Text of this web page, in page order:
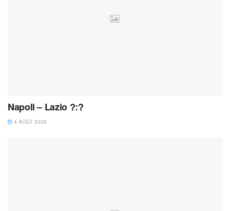
Napoli – Lazio ?:?
4 AOÛT 2026